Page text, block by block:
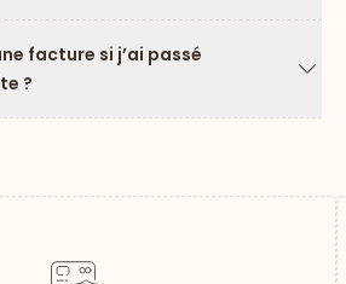
facture si j’ai passé
?